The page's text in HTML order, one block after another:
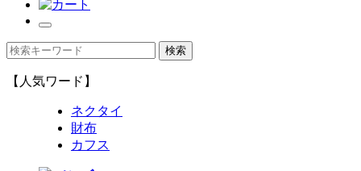
【人気ワード】
ネクタイ
財布
カフス